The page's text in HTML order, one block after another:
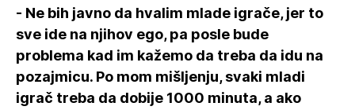
- Ne bih javno da hvalim mlade igrače, jer to
sve ide na njihov ego, pa posle bude
problema kad im kažemo da treba da idu na
pozajmicu. Po mom mišljenju, svaki mladi
igrač treba da dobije 1000 minuta, a ako